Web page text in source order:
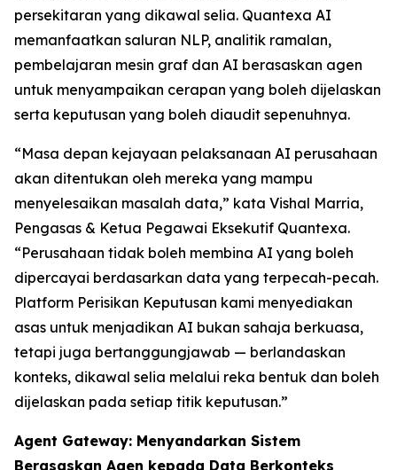
persekitaran yang dikawal selia. Quantexa AI
memanfaatkan saluran NLP, analitik ramalan,
pembelajaran mesin graf dan AI berasaskan agen
untuk menyampaikan cerapan yang boleh dijelaskan
serta keputusan yang boleh diaudit sepenuhnya.
“Masa depan kejayaan pelaksanaan AI perusahaan
akan ditentukan oleh mereka yang mampu
menyelesaikan masalah data,” kata Vishal Marria,
Pengasas & Ketua Pegawai Eksekutif Quantexa.
“Perusahaan tidak boleh membina AI yang boleh
dipercayai berdasarkan data yang terpecah-pecah.
Platform Perisikan Keputusan kami menyediakan
asas untuk menjadikan AI bukan sahaja berkuasa,
tetapi juga bertanggungjawab — berlandaskan
konteks, dikawal selia melalui reka bentuk dan boleh
dijelaskan pada setiap titik keputusan.”
Agent Gateway: Menyandarkan Sistem
Berasaskan Agen kepada Data Berkonteks